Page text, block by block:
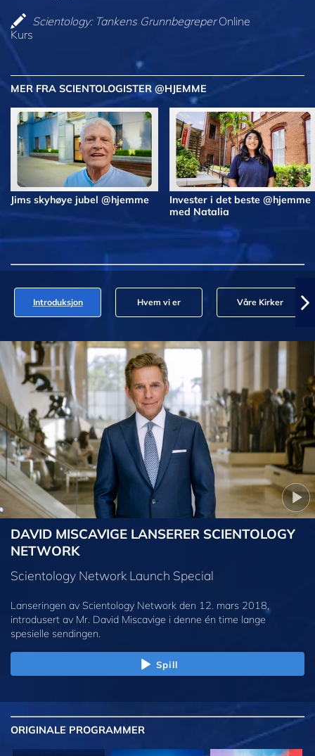
Scientology: Tankens GrunnbegreperOnline
Kurs
MER FRA SCIENTOLOGISTER @HJEMME
Jims skyhøye jubel @hjemme
Invester i det beste @hjemme
med Natalia
Introduksjon Hvem vi er Våre Kirker
DAVID MISCAVIGE LANSERER SCIENTOLOGY
NETWORK
Scientology Network Launch Special
Lanseringen av Scientology Network den 12. mars 2018,
introdusert av Mr. David Miscavige i denne én time lange
spesielle sendingen.
Spill
ORIGINALE PROGRAMMER